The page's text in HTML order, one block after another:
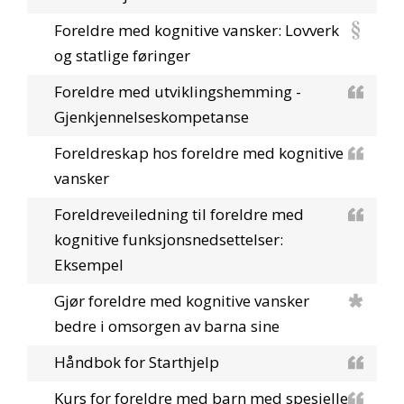
Foreldre med kognitive vansker: Lovverk
og statlige føringer
Foreldre med utviklingshemming -
Gjenkjennelseskompetanse
Foreldreskap hos foreldre med kognitive
vansker
Foreldreveiledning til foreldre med
kognitive funksjonsnedsettelser:
Eksempel
Gjør foreldre med kognitive vansker
bedre i omsorgen av barna sine
Håndbok for Starthjelp
Kurs for foreldre med barn med spesielle